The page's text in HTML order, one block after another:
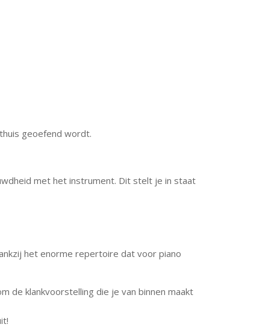
geoefend wordt.
met het instrument. Dit stelt je in staat
het enorme repertoire dat voor piano
de klankvoorstelling die je van binnen maakt